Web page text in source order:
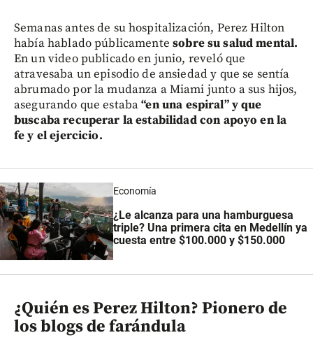
Semanas antes de su hospitalización, Perez Hilton
había hablado públicamentesobre su salud mental.
En un video publicado en junio, reveló que
atravesaba un episodio de ansiedad y que se sentía
abrumado por la mudanza a Miami junto a sus hijos,
asegurando que estaba“en una espiral” y que
buscaba recuperar la estabilidad con apoyo en la
fe y el ejercicio.
Economía
¿Le alcanza para una hamburguesa
triple? Una primera cita en Medellín ya
cuesta entre $100.000 y $150.000
¿Quién es Perez Hilton? Pionero de
los blogs de farándula